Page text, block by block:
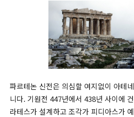
파르테논 신전은 의심할 여지없이 아테
니다. 기원전 447년에서 438년 사이에
라테스가 설계하고 조각가 피디아스가